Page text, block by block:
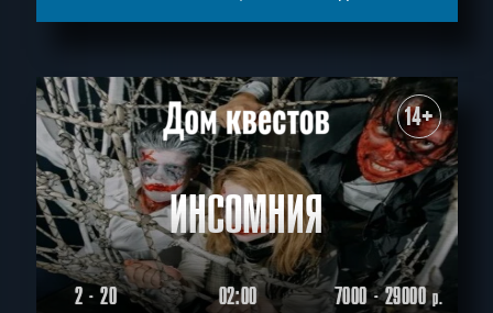
14+
ИНСОМНИЯ
2 - 20 02:00 7000 - 29000р.